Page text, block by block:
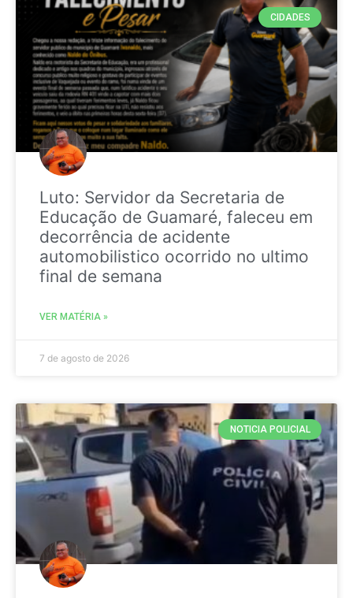
CIDADES
Luto: Servidor da Secretaria de
Educação de Guamaré, faleceu em
decorrência de acidente
automobilistico ocorrido no ultimo
final de semana
VER MATÉRIA »
7 de agosto de 2026
NOTICIA POLICIAL